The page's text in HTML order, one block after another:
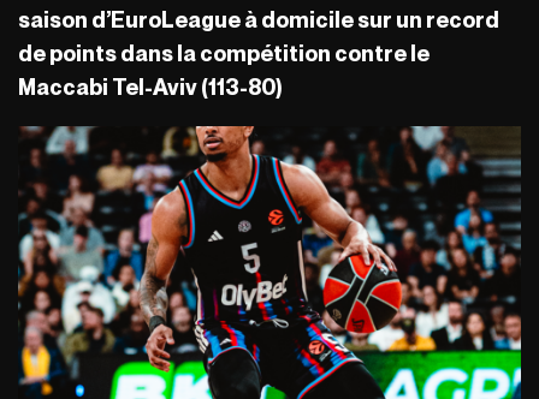
saison d’EuroLeague à domicile sur un record
de points dans la compétition contre le
Maccabi Tel-Aviv (113-80)